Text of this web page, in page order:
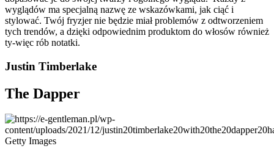
wyglądów ma specjalną nazwę ze wskazówkami, jak ciąć i
stylować. Twój fryzjer nie będzie miał problemów z odtworzeniem
tych trendów, a dzięki odpowiednim produktom do włosów również
ty-więc rób notatki.
Justin Timberlake
The Dapper
Getty Images